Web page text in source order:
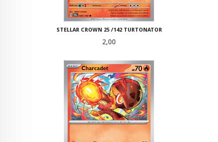
STELLAR CROWN 25 /142 TURTONATOR
Pris
2,00